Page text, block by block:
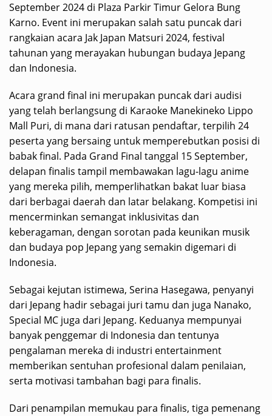
September 2024 di Plaza Parkir Timur Gelora Bung
Karno. Event ini merupakan salah satu puncak dari
rangkaian acara Jak Japan Matsuri 2024, festival
tahunan yang merayakan hubungan budaya Jepang
dan Indonesia.
Acara grand final ini merupakan puncak dari audisi
yang telah berlangsung di Karaoke Manekineko Lippo
Mall Puri, di mana dari ratusan pendaftar, terpilih 24
peserta yang bersaing untuk memperebutkan posisi di
babak final. Pada Grand Final tanggal 15 September,
delapan finalis tampil membawakan lagu-lagu anime
yang mereka pilih, memperlihatkan bakat luar biasa
dari berbagai daerah dan latar belakang. Kompetisi ini
mencerminkan semangat inklusivitas dan
keberagaman, dengan sorotan pada keunikan musik
dan budaya pop Jepang yang semakin digemari di
Indonesia.
Sebagai kejutan istimewa, Serina Hasegawa, penyanyi
dari Jepang hadir sebagai juri tamu dan juga Nanako,
Special MC juga dari Jepang. Keduanya mempunyai
banyak penggemar di Indonesia dan tentunya
pengalaman mereka di industri entertainment
memberikan sentuhan profesional dalam penilaian,
serta motivasi tambahan bagi para finalis.
Dari penampilan memukau para finalis, tiga pemenang